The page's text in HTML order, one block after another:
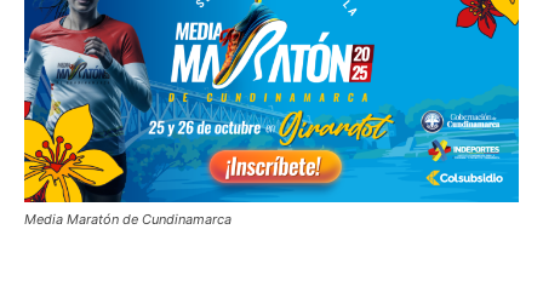
Media Maratón de Cundinamarca